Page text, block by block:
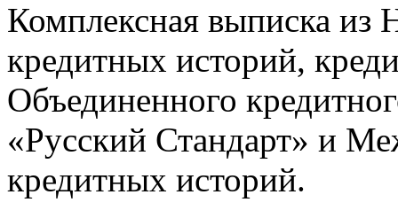
Комплексная выписка из
кредитных историй,
Объединенного
«Русский Стандарт» и
кредитных историй.